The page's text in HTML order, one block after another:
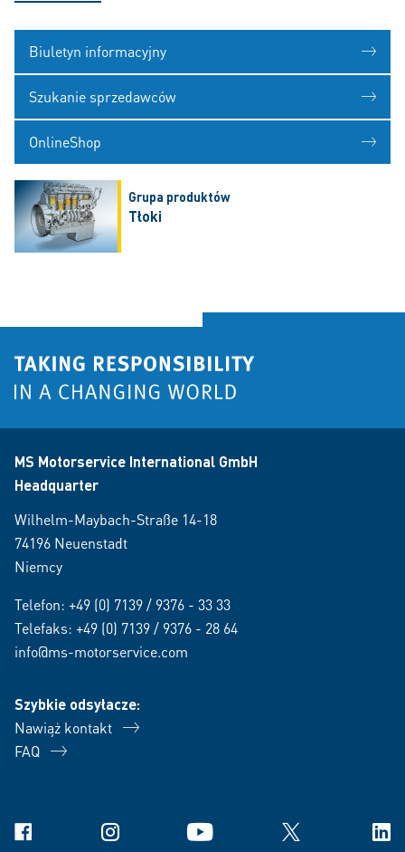
Biuletyn informacyjny
Szukanie sprzedawców
OnlineShop
Grupa produktów
Tłoki
MS Motorservice International GmbH
Headquarter
Wilhelm-Maybach-Straße 14-18
74196 Neuenstadt
Niemcy
Telefon: +49 (0) 7139 / 9376 - 33 33
Telefaks: +49 (0) 7139 / 9376 - 28 64
info@ms-motorservice.com
Szybkie odsyłacze:
Nawiąż kontakt
FAQ
Facebook Instagram YouTube X